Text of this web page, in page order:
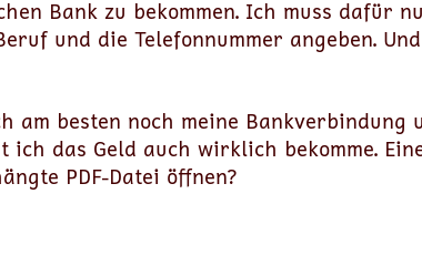
Bank zu bekommen. Ich muss dafür
und die Telefonnummer angeben.
am besten noch meine Bankverbindung
ich das Geld auch wirklich bekomme.
PDF-Datei öffnen?